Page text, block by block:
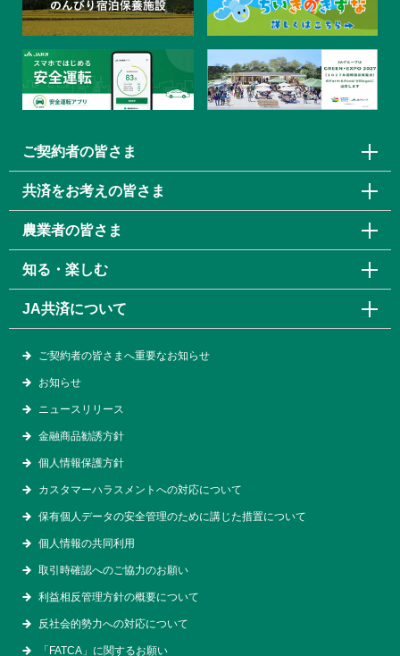
ご契約者の皆さま
共済をお考えの皆さま
農業者の皆さま
知る・楽しむ
JA共済について
ご契約者の皆さまへ重要なお知らせ
お知らせ
ニュースリリース
金融商品勧誘方針
個人情報保護方針
カスタマーハラスメントへの対応について
保有個人データの安全管理のために講じた措置について
個人情報の共同利用
取引時確認へのご協力のお願い
利益相反管理方針の概要について
反社会的勢力への対応について
「FATCA」に関するお願い